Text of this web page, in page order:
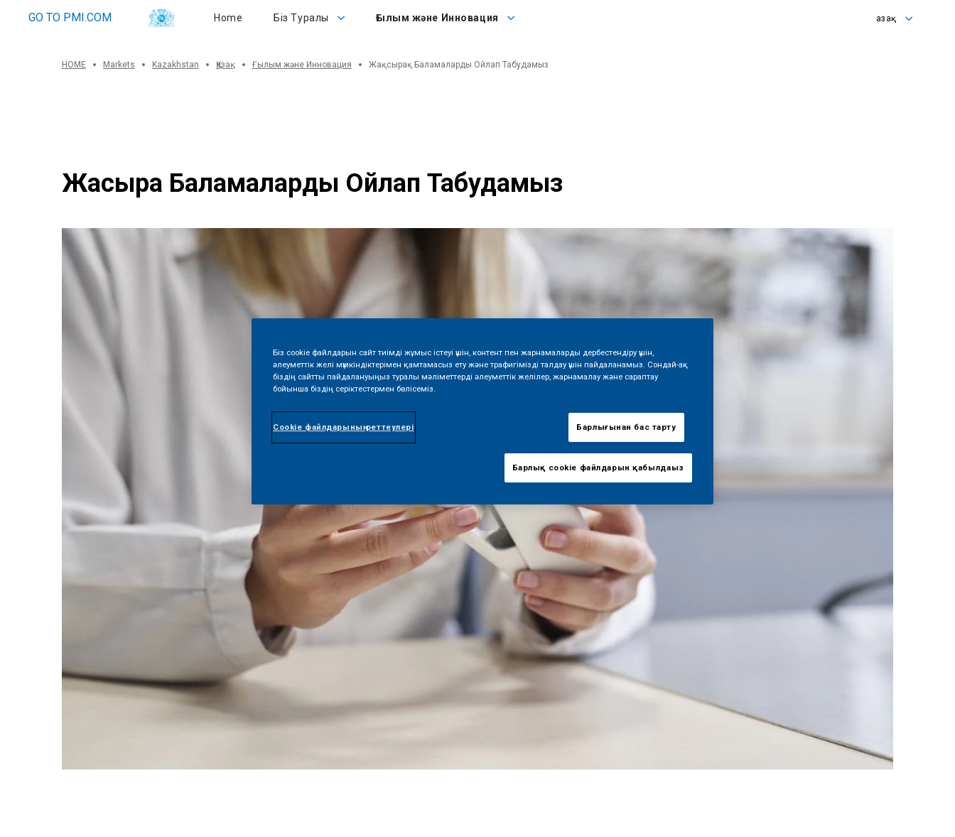
GO TO PMI.COM
Home Біз Туралы
Ғылым және Инновация
Қазақ
HOME Markets Kazakhstan Қазақ Ғылым және Инновация Жақсырақ Баламаларды Ойлап Табудамыз
Жақсырақ Баламаларды Ойлап Табудамыз
Біз cookie файлдарын сайт тиімді жұмыс істеуі үшін, контент пен жарнамаларды дербестендіру үшін,
әлеуметтік желі мүмкіндіктерімен қамтамасыз ету және трафигімізді талдау үшін пайдаланамыз. Сондай-ақ
біздің сайтты пайдалануыңыз туралы мәліметтерді әлеуметтік желілер, жарнамалау және сараптау
бойынша біздің серіктестермен бөлісеміз.
Cookie файлдарының реттеулері Барлығынан бас тарту
Барлық cookie файлдарын қабылдаңыз